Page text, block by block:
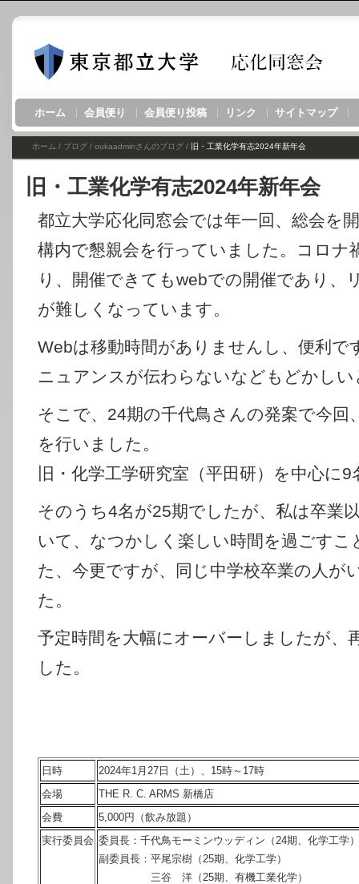
ホーム 会員便り 会員便り投稿 リンク サイトマップ
ホーム / ブログ/ oukaadminさんのブログ/ 旧・工業化学有志2024年新年会
旧・工業化学有志2024年新年会
都立大学応化同窓会では年一回、総会を
構内で懇親会を行っていました。コロナ
り、開催できてもwebでの開催であり、
が難しくなっています。
Webは移動時間がありませんし、便利で
ニュアンスが伝わらないなどもどかし
そこで、24期の千代鳥さんの発案で今回
を行いました。
旧・化学工学研究室（平田研）を中心に
そのうち4名が25期でしたが、私は卒業
いて、なつかしく楽しい時間を過ごすこ
た、今更ですが、同じ中学校卒業の人が
た。
予定時間を大幅にオーバーしましたが、
した。
日時
2024年1月27日（土）、15時～17時
会場
THE R. C. ARMS 新橋店
会費
5,000円（飲み放題）
実行委員会 委員長：千代鳥モーミンウッディン（24期、化学工学）
副委員長：平尾宗樹（25期、化学工学）
三谷 洋（25期、有機工業化学）